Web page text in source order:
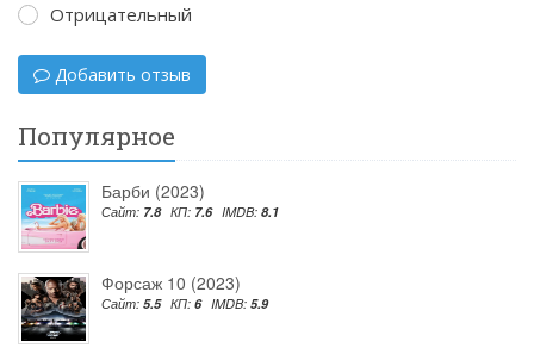
Отрицательный
Добавить отзыв
Популярное
Барби (2023)
Сайт: 7.8 КП: 7.6 IMDB: 8.1
Форсаж 10 (2023)
Сайт: 5.5 КП: 6 IMDB: 5.9